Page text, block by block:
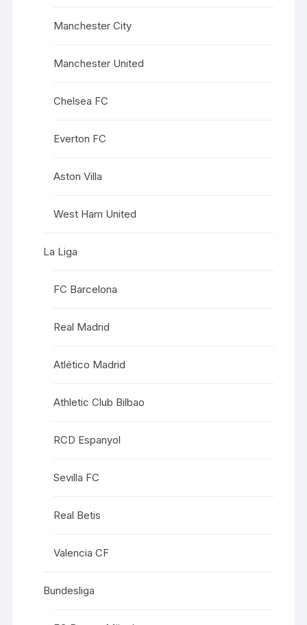
Manchester City
Manchester United
Chelsea FC
Everton FC
Aston Villa
West Ham United
La Liga
FC Barcelona
Real Madrid
Atlético Madrid
Athletic Club Bilbao
RCD Espanyol
Sevilla FC
Real Betis
Valencia CF
Bundesliga